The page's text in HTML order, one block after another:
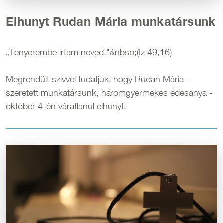
Elhunyt Rudan Mária munkatársunk
„Tenyerembe írtam neved."&nbsp;(Iz 49,16)
Megrendült szívvel tudatjuk, hogy Rudan Mária -
szeretett munkatársunk, háromgyermekes édesanya -
október 4-én váratlanul elhunyt.